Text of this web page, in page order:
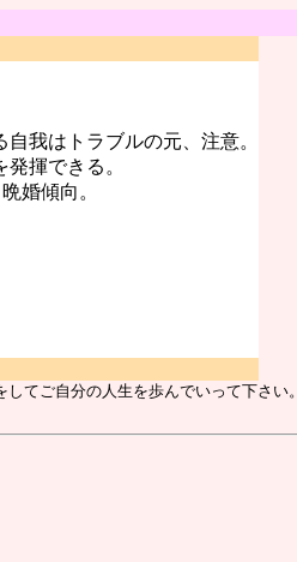
我はトラブルの元、注意。
揮できる。
婚傾向。
てご自分の人生を歩んでいって下さい。